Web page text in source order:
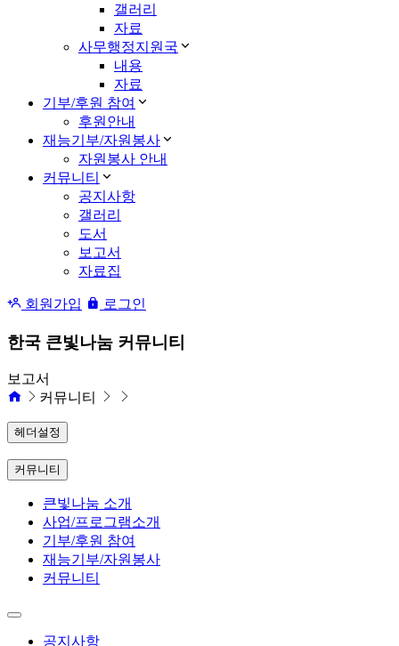
갤러리
자료
사무행정지원국
내용
자료
기부/후원 참여
후원안내
재능기부/자원봉사
자원봉사 안내
커뮤니티
공지사항
갤러리
도서
보고서
자료집
회원가입 로그인
한국 큰빛나눔 커뮤니티
보고서
커뮤니티
헤더설정
커뮤니티
큰빛나눔 소개
사업/프로그램소개
기부/후원 참여
재능기부/자원봉사
커뮤니티
공지사항